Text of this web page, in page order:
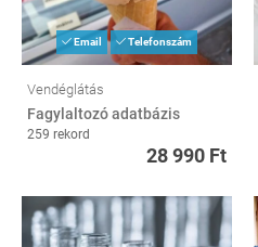
Email Telefonszám
Vendéglátás
Fagylaltozó adatbázis
259 rekord
28 990 Ft